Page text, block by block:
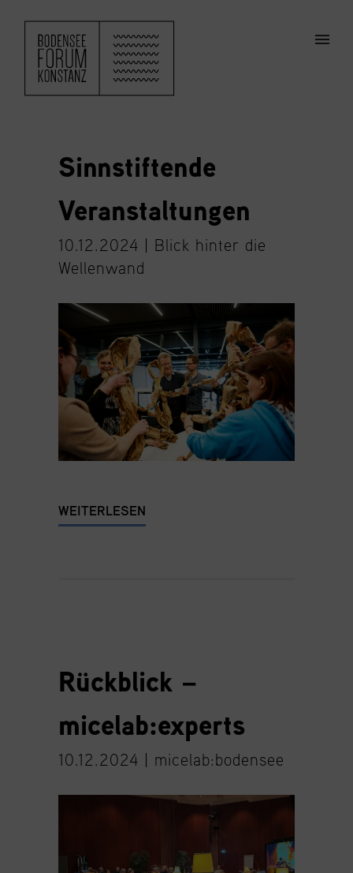
ZUM HAUPTINHALT SPRINGEN
Sinnstiftende
Veranstaltungen
10.12.2024 | Blick hinter die
Wellenwand
WEITERLESEN
Rückblick –
micelab:experts
10.12.2024 | micelab:bodensee